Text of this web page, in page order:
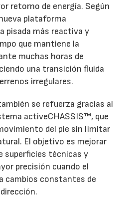
retorno de energía. Según
plataforma
pisada más reactiva y
que mantiene la
muchas horas de
una transición fluida
irregulares.
se refuerza gracias al
activeCHASSIS™, que
del pie sin limitar
El objetivo es mejorar
superficies técnicas y
precisión cuando el
cambios constantes de